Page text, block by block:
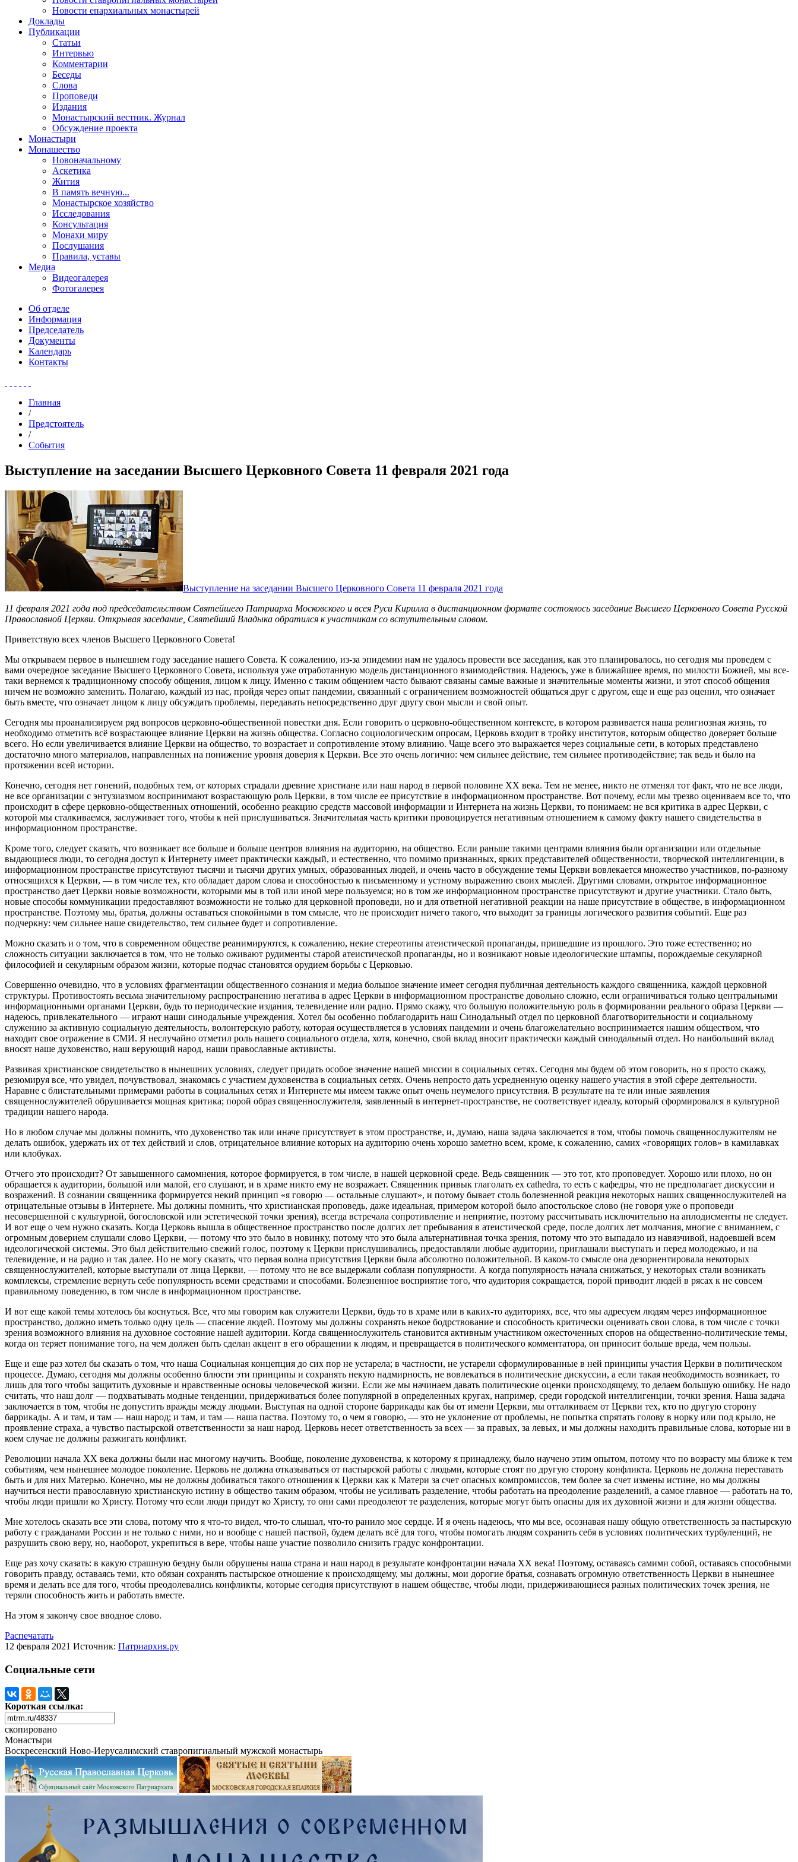
Новости епархиальных монастырей
Доклады
Публикации
Статьи
Интервью
Комментарии
Беседы
Слова
Проповеди
Издания
Монастырский вестник. Журнал
Обсуждение проекта
Монастыри
Монашество
Новоначальному
Аскетика
Жития
В память вечную...
Монастырское хозяйство
Исследования
Консультация
Монахи миру
Послушания
Правила, уставы
Медиа
Видеогалерея
Фотогалерея
Об отделе
Информация
Председатель
Документы
Календарь
Контакты
Главная
/
Предстоятель
/
События
Выступление на заседании Высшего Церковного Совета 11 февраля 2021 года
Выступление на заседании Высшего Церковного Совета 11 февраля 2021 года
11 февраля 2021 года под председательством Святейшего Патриарха Московского и всея Руси Кирилла в дистанционном формате состоялосьзаседание Высшего Церковного Совета Русской
Православной Церкви. Открывая заседание, Святейший Владыка обратился к участникам со вступительным словом.
Приветствую всех членов Высшего Церковного Совета!
Мы открываем первое в нынешнем году заседание нашего Совета. К сожалению, из-за эпидемии нам не удалось провести все заседания, как это планировалось, но сегодня мы проведем с
вами очередное заседание Высшего Церковного Совета, используя уже отработанную модель дистанционного взаимодействия. Надеюсь, уже в ближайшее время, по милости Божией, мы все-
таки вернемся к традиционному способу общения, лицом к лицу. Именно с таким общением часто бывают связаны самые важные и значительные моменты жизни, и этот способ общения
ничем не возможно заменить. Полагаю, каждый из нас, пройдя через опыт пандемии, связанный с ограничением возможностей общаться друг с другом, еще и еще раз оценил, что означает
быть вместе, что означает лицом к лицу обсуждать проблемы, передавать непосредственно друг другу свои мысли и свой опыт.
Сегодня мы проанализируем ряд вопросов церковно-общественной повестки дня. Если говорить о церковно-общественном контексте, в котором развивается наша религиозная жизнь, то
необходимо отметить всё возрастающее влияние Церкви на жизнь общества. Согласно социологическим опросам, Церковь входит в тройку институтов, которым общество доверяет больше
всего. Но если увеличивается влияние Церкви на общество, то возрастает и сопротивление этому влиянию. Чаще всего это выражается через социальные сети, в которых представлено
достаточно много материалов, направленных на понижение уровня доверия к Церкви. Все это очень логично: чем сильнее действие, тем сильнее противодействие; так ведь и было на
протяжении всей истории.
Конечно, сегодня нет гонений, подобных тем, от которых страдали древние христиане или наш народ в первой половине ХХ века. Тем не менее, никто не отменял тот факт, что не все люди,
не все организации с энтузиазмом воспринимают возрастающую роль Церкви, в том числе ее присутствие в информационном пространстве. Вот почему, если мы трезво оцениваем все то, что
происходит в сфере церковно-общественных отношений, особенно реакцию средств массовой информации и Интернета на жизнь Церкви, то понимаем: не вся критика в адрес Церкви, с
которой мы сталкиваемся, заслуживает того, чтобы к ней прислушиваться. Значительная часть критики провоцируется негативным отношением к самому факту нашего свидетельства в
информационном пространстве.
Кроме того, следует сказать, что возникает все больше и больше центров влияния на аудиторию, на общество. Если раньше такими центрами влияния были организации или отдельные
выдающиеся люди, то сегодня доступ к Интернету имеет практически каждый, и естественно, что помимо признанных, ярких представителей общественности, творческой интеллигенции, в
информационном пространстве присутствуют тысячи и тысячи других умных, образованных людей, и очень часто в обсуждение темы Церкви вовлекается множество участников, по-разному
относящихся к Церкви, — в том числе тех, кто обладает даром слова и способностью к письменному и устному выражению своих мыслей. Другими словами, открытое информационное
пространство дает Церкви новые возможности, которыми мы в той или иной мере пользуемся; но в том же информационном пространстве присутствуют и другие участники. Стало быть,
новые способы коммуникации предоставляют возможности не только для церковной проповеди, но и для ответной негативной реакции на наше присутствие в обществе, в информационном
пространстве. Поэтому мы, братья, должны оставаться спокойными в том смысле, что не происходит ничего такого, что выходит за границы логического развития событий. Еще раз
подчеркну: чем сильнее наше свидетельство, тем сильнее будет и сопротивление.
Можно сказать и о том, что в современном обществе реанимируются, к сожалению, некие стереотипы атеистической пропаганды, пришедшие из прошлого. Это тоже естественно; но
сложность ситуации заключается в том, что не только оживают рудименты старой атеистической пропаганды, но и возникают новые идеологические штампы, порождаемые секулярной
философией и секулярным образом жизни, которые подчас становятся орудием борьбы с Церковью.
Совершенно очевидно, что в условиях фрагментации общественного сознания и медиа большое значение имеет сегодня публичная деятельность каждого священника, каждой церковной
структуры. Противостоять весьма значительному распространению негатива в адрес Церкви в информационном пространстве довольно сложно, если ограничиваться только центральными
информационными органами Церкви, будь то периодические издания, телевидение или радио. Прямо скажу, что большую положительную роль в формировании реального образа Церкви —
надеюсь, привлекательного — играют наши синодальные учреждения. Хотел бы особенно поблагодарить наш Синодальный отдел по церковной благотворительности и социальному
служению за активную социальную деятельность, волонтерскую работу, которая осуществляется в условиях пандемии и очень благожелательно воспринимается нашим обществом, что
находит свое отражение в СМИ. Я неслучайно отметил роль нашего социального отдела, хотя, конечно, свой вклад вносит практически каждый синодальный отдел. Но наибольший вклад
вносят наше духовенство, наш верующий народ, наши православные активисты.
Развивая христианское свидетельство в нынешних условиях, следует придать особое значение нашей миссии в социальных сетях. Сегодня мы будем об этом говорить, но я просто скажу,
резюмируя все, что увидел, почувствовал, знакомясь с участием духовенства в социальных сетях. Очень непросто дать усредненную оценку нашего участия в этой сфере деятельности.
Наравне с блистательными примерами работы в социальных сетях и Интернете мы имеем также опыт очень неумелого присутствия. В результате на те или иные заявления
священнослужителей обрушивается мощная критика; порой образ священнослужителя, заявленный в интернет-пространстве, не соответствует идеалу, который сформировался в культурной
традиции нашего народа.
Но в любом случае мы должны помнить, что духовенство так или иначе присутствует в этом пространстве, и, думаю, наша задача заключается в том, чтобы помочь священнослужителям не
делать ошибок, удержать их от тех действий и слов, отрицательное влияние которых на аудиторию очень хорошо заметно всем, кроме, к сожалению, самих «говорящих голов» в камилавках
или клобуках.
Отчего это происходит? От завышенного самомнения, которое формируется, в том числе, в нашей церковной среде. Ведь священник — это тот, кто проповедует. Хорошо или плохо, но он
обращается к аудитории, большой или малой, его слушают, и в храме никто ему не возражает. Священник привык глаголать ex cathedra, то есть с кафедры, что не предполагает дискуссии и
возражений. В сознании священника формируется некий принцип «я говорю — остальные слушают», и потому бывает столь болезненной реакция некоторых наших священнослужителей на
отрицательные отзывы в Интернете. Мы должны помнить, что христианская проповедь, даже идеальная, примером которой было апостольское слово (не говоря уже о проповеди
несовершенной с культурной, богословской или эстетической точки зрения), всегда встречала сопротивление и неприятие, поэтому рассчитывать исключительно на аплодисменты не следует.
И вот еще о чем нужно сказать. Когда Церковь вышла в общественное пространство после долгих лет пребывания в атеистической среде, после долгих лет молчания, многие с вниманием, с
огромным доверием слушали слово Церкви, — потому что это было в новинку, потому что это была альтернативная точка зрения, потому что это выпадало из навязчивой, надоевшей всем
идеологической системы. Это был действительно свежий голос, поэтому к Церкви прислушивались, предоставляли любые аудитории, приглашали выступать и перед молодежью, и на
телевидение, и на радио и так далее. Но не могу сказать, что первая волна присутствия Церкви была абсолютно положительной. В каком-то смысле она дезориентировала некоторых
священнослужителей, которые выступали от лица Церкви, — потому что не все выдержали соблазн популярности. А когда популярность начала снижаться, у некоторых стали возникать
комплексы, стремление вернуть себе популярность всеми средствами и способами. Болезненное восприятие того, что аудитория сокращается, порой приводит людей в рясах к не совсем
правильному поведению, в том числе в информационном пространстве.
И вот еще какой темы хотелось бы коснуться. Все, что мы говорим как служители Церкви, будь то в храме или в каких-то аудиториях, все, что мы адресуем людям через информационное
пространство, должно иметь только одну цель — спасение людей. Поэтому мы должны сохранять некое бодрствование и способность критически оценивать свои слова, в том числе с точки
зрения возможного влияния на духовное состояние нашей аудитории. Когда священнослужитель становится активным участником ожесточенных споров на общественно-политические темы,
когда он теряет понимание того, на чем должен быть сделан акцент в его обращении к людям, и превращается в политического комментатора, он приносит больше вреда, чем пользы.
Еще и еще раз хотел бы сказать о том, что наша Социальная концепция до сих пор не устарела; в частности, не устарели сформулированные в ней принципы участия Церкви в политическом
процессе. Думаю, сегодня мы должны особенно блюсти эти принципы и сохранять некую надмирность, не вовлекаться в политические дискуссии, а если такая необходимость возникает, то
лишь для того чтобы защитить духовные и нравственные основы человеческой жизни. Если же мы начинаем давать политические оценки происходящему, то делаем большую ошибку. Не надо
считать, что наш долг — подхватывать модные тенденции, придерживаться более популярной в определенных кругах, например, среди городской интеллигенции, точки зрения. Наша задача
заключается в том, чтобы не допустить вражды между людьми. Выступая на одной стороне баррикады как бы от имени Церкви, мы отталкиваем от Церкви тех, кто по другую сторону
баррикады. А и там, и там — наш народ; и там, и там — наша паства. Поэтому то, о чем я говорю, — это не уклонение от проблемы, не попытка спрятать голову в норку или под крыло, не
проявление страха, а чувство пастырской ответственности за наш народ. Церковь несет ответственность за всех — за правых, за левых, и мы должны находить правильные слова, которые ни в
коем случае не должны разжигать конфликт.
Революции начала XX века должны были нас многому научить. Вообще, поколение духовенства, к которому я принадлежу, было научено этим опытом, потому что по возрасту мы ближе к тем
событиям, чем нынешнее молодое поколение. Церковь не должна отказываться от пастырской работы с людьми, которые стоят по другую сторону конфликта. Церковь не должна переставать
быть и для них Матерью. Конечно, мы не должны добиваться такого отношения к Церкви как к Матери за счет опасных компромиссов, тем более за счет измены истине, но мы должны
научиться нести православную христианскую истину в общество таким образом, чтобы не усиливать разделение, чтобы работать на преодоление разделений, а самое главное — работать на то,
чтобы люди пришли ко Христу. Потому что если люди придут ко Христу, то они сами преодолеют те разделения, которые могут быть опасны для их духовной жизни и для жизни общества.
Мне хотелось сказать все эти слова, потому что я что-то видел, что-то слышал, что-то ранило мое сердце. И я очень надеюсь, что мы все, осознавая нашу общую ответственность за пастырскую
работу с гражданами России и не только с ними, но и вообще с нашей паствой, будем делать всё для того, чтобы помогать людям сохранить себя в условиях политических турбуленций, не
разрушить свою веру, но, наоборот, укрепиться в вере, чтобы наше участие позволило снизить градус конфронтации.
Еще раз хочу сказать: в какую страшную бездну были обрушены наша страна и наш народ в результате конфронтации начала XX века! Поэтому, оставаясь самими собой, оставаясь способными
говорить правду, оставаясь теми, кто обязан сохранять пастырское отношение к происходящему, мы должны, мои дорогие братья, сознавать огромную ответственность Церкви в нынешнее
время и делать все для того, чтобы преодолевались конфликты, которые сегодня присутствуют в нашем обществе, чтобы люди, придерживающиеся разных политических точек зрения, не
теряли способность жить и работать вместе.
На этом я закончу свое вводное слово.
Распечатать
12 февраля 2021 Источник: Патриархия.ру
Социальные сети
Короткая ссылка:
скопировано
Монастыри
Воскресенский Ново-Иерусалимский ставропигиальный мужской монастырь